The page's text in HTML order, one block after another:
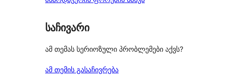
საჩივარი
ამ თემას სერიოზული პრობლემები აქვს?
ამ თემის გასაჩივრება